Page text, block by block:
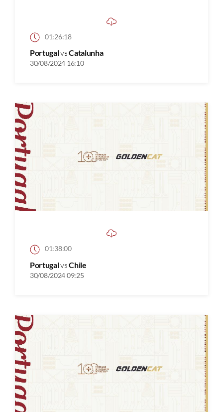
01:26:18
PortugalvsCatalunha
30/08/2024 16:10
01:38:00
PortugalvsChile
30/08/2024 09:25